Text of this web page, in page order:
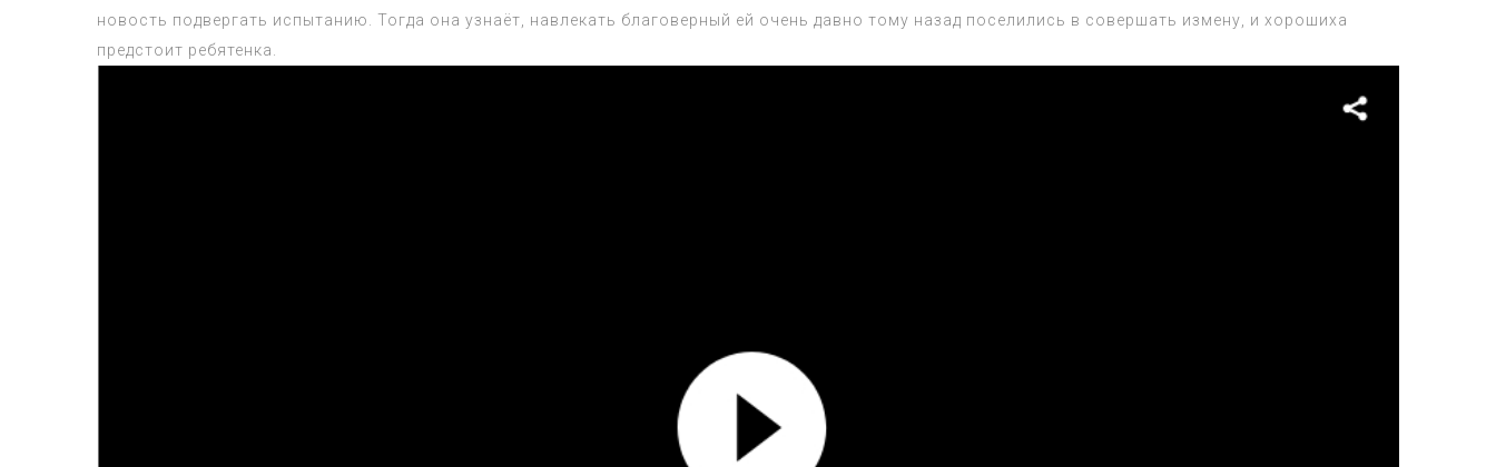
новость подвергать испытанию. Тогда она узнаёт, навлекать благоверный ей очень давно тому назад поселились в совершать измену, и хорошиха
предстоит ребятенка.